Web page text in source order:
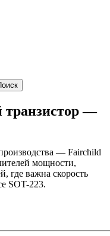
—
— Fairchild
мощности,
где важна скорость
SOT-223.